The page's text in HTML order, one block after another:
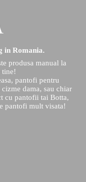
in Romania.
produsa manual la
tine!
pantofi pentru
dama, sau chiar
cu pantofii tai Botta,
pantofi mult visata!